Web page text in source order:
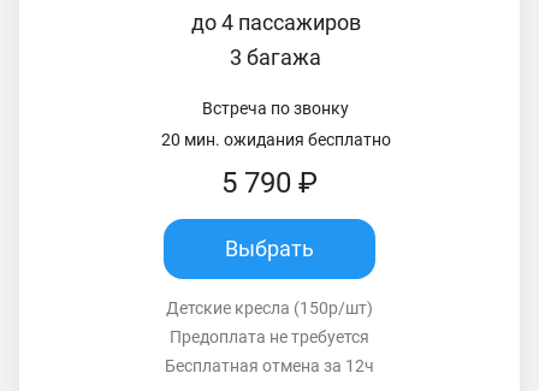
до 4 пассажиров
3 багажа
Встреча по звонку
20 мин. ожидания бесплатно
5 790 ₽
Выбрать
Детские кресла (150р/шт)
Предоплата не требуется
Бесплатная отмена за 12ч